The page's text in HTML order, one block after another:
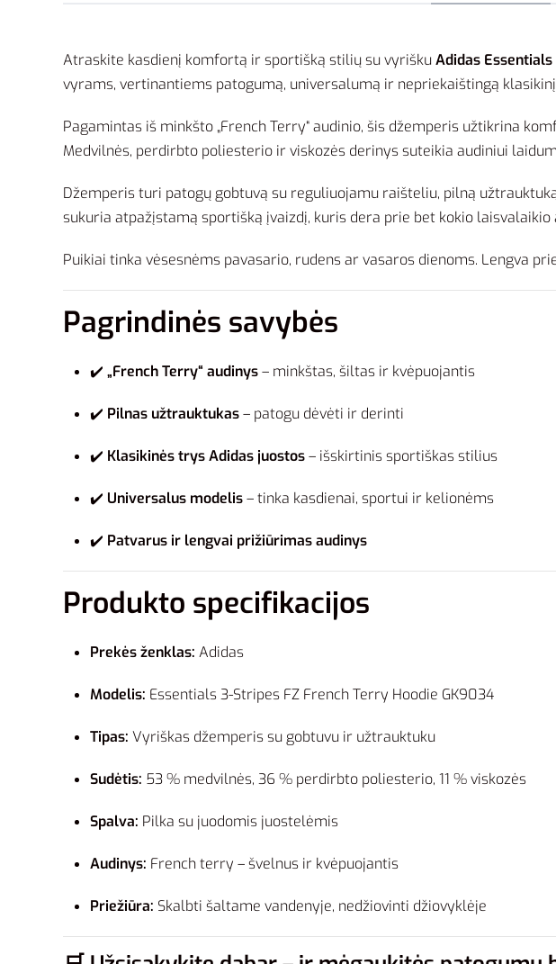
Atraskite kasdienį komfortą ir sportišką stilių su vyriškuAdidas
vyrams, vertinantiems patogumą, universalumą ir nepriekaištingą
Pagamintas iš minkšto „French Terry“ audinio, šis džemperis užtikrina
Medvilnės, perdirbto poliesterio ir viskozės derinys suteikia audiniui
Džemperis turi patogų gobtuvą su reguliuojamu raišteliu, pilną
sukuria atpažįstamą sportišką įvaizdį, kuris dera prie bet kokio
Puikiai tinka vėsesnėms pavasario, rudens ar vasaros dienoms. Lengva
Pagrindinės savybės
✔️ „French Terry“ audinys– minkštas, šiltas ir kvėpuojantis
✔️ Pilnas užtrauktukas– patogu dėvėti ir derinti
✔️ Klasikinės trys Adidas juostos– išskirtinis sportiškas stilius
✔️ Universalus modelis– tinka kasdienai, sportui ir kelionėms
✔️ Patvarus ir lengvai prižiūrimas audinys
Produkto specifikacijos
Prekės ženklas: Adidas
Modelis: Essentials 3-Stripes FZ French Terry Hoodie GK9034
Tipas: Vyriškas džemperis su gobtuvu ir užtrauktuku
Sudėtis: 53 % medvilnės, 36 % perdirbto poliesterio, 11 % viskozės
Spalva: Pilka su juodomis juostelėmis
Audinys: French terry – švelnus ir kvėpuojantis
Priežiūra: Skalbti šaltame vandenyje, nedžiovinti džiovyklėje